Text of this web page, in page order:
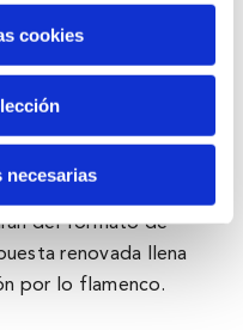
cookies
necesarias
en escena la
Flamenco BBK que,
dar a conocer
del formato de
renovada llena
por lo flamenco.